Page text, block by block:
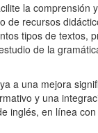
la comprensión
recursos
tipos de textos,
de la
a una mejora
y una
inglés, en línea